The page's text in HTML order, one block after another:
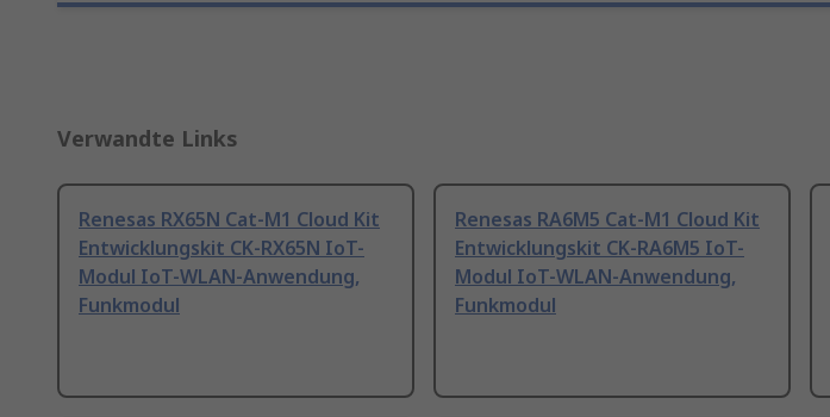
Verwandte Links
Renesas RX65N Cat-M1 Cloud Kit
Entwicklungskit CK-RX65N IoT-
Modul IoT-WLAN-Anwendung,
Funkmodul
Renesas RA6M5 Cat-M1 Cloud Kit
Entwicklungskit CK-RA6M5 IoT-
Modul IoT-WLAN-Anwendung,
Funkmodul